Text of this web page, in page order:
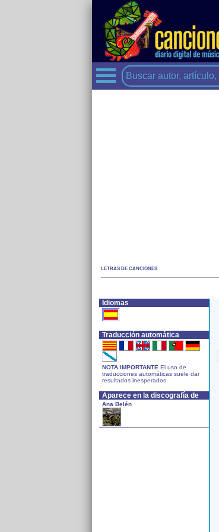
LETRAS DE CANCIONES
Idiomas
Traducción automática
NOTA IMPORTANTE El uso de
traducciones automáticas suele dar
resultados inesperados.
Aparece en la discografía de
Ana Belén